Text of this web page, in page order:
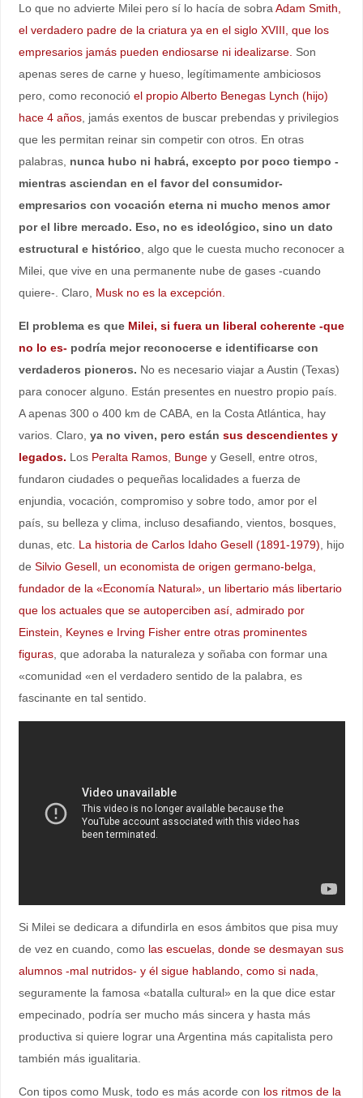
Lo que no advierte Milei pero sí lo hacía de sobra Adam Smith,
el verdadero padre de la criatura ya en el siglo XVIII, que los
empresarios jamás pueden endiosarse ni idealizarse. Son
apenas seres de carne y hueso, legítimamente ambiciosos
pero, como reconoció el propio Alberto Benegas Lynch (hijo)
hace 4 años, jamás exentos de buscar prebendas y privilegios
que les permitan reinar sin competir con otros. En otras
palabras, nunca hubo ni habrá, excepto por poco tiempo -
mientras asciendan en el favor del consumidor-
empresarios con vocación eterna ni mucho menos amor
por el libre mercado. Eso, no es ideológico, sino un dato
estructural e histórico , algo que le cuesta mucho reconocer a
Milei, que vive en una permanente nube de gases -cuando
quiere-. Claro, Musk no es la excepción.
El problema es que Milei, si fuera un liberal coherente -que
no lo es-podría mejor reconocerse e identificarse con
verdaderos pioneros. No es necesario viajar a Austin (Texas)
para conocer alguno. Están presentes en nuestro propio país.
A apenas 300 o 400 km de CABA, en la Costa Atlántica, hay
varios. Claro, ya no viven, pero están sus descendientes y
legados. Los Peralta Ramos, Bungey Gesell, entre otros,
fundaron ciudades o pequeñas localidades a fuerza de
enjundia, vocación, compromiso y sobre todo, amor por el
país, su belleza y clima, incluso desafiando, vientos, bosques,
dunas, etc. La historia de Carlos Idaho Gesell (1891-1979) , hijo
de Silvio Gesell, un economista de origen germano-belga,
fundador de la «Economía Natural», un libertario más libertario
que los actuales que se autoperciben así, admirado por
Einstein, Keynes e Irving Fisher entre otras prominentes
figuras, que adoraba la naturaleza y soñaba con formar una
«comunidad «en el verdadero sentido de la palabra, es
fascinante en tal sentido.
Si Milei se dedicara a difundirla en esos ámbitos que pisa muy
de vez en cuando, como las escuelas, donde se desmayan sus
alumnos -mal nutridos- y él sigue hablando, como si nada
seguramente la famosa «batalla cultural» en la que dice estar
empecinado, podría ser mucho más sincera y hasta más
productiva si quiere lograr una Argentina más capitalista pero
también más igualitaria.
Con tipos como Musk, todo es más acorde con los ritmos de la